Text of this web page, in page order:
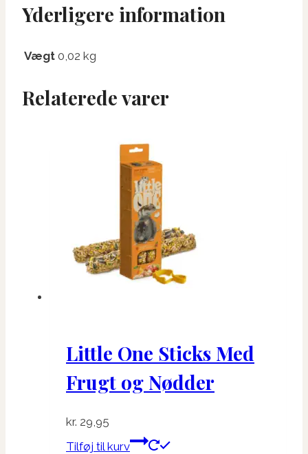
Yderligere information
Vægt 0,02 kg
Relaterede varer
Little One Sticks Med
Frugt og Nødder
kr. 29,95
Tilføj til kurv